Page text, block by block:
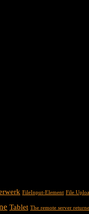
FileInput-Element File
Tablet The remote server